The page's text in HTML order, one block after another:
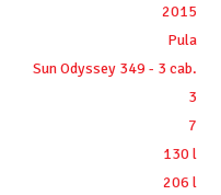
2015
Pula
Sun Odyssey 349 - 3 cab.
3
7
130 l
206 l